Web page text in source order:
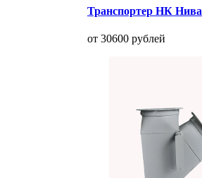
Транспортер НК Нива
от 30600 рублей